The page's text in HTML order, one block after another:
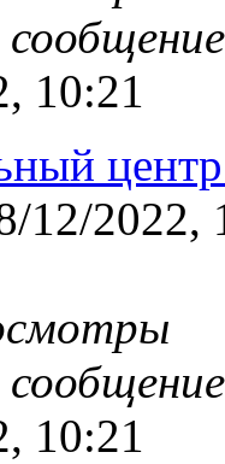
10:21
12/2022,
10:21